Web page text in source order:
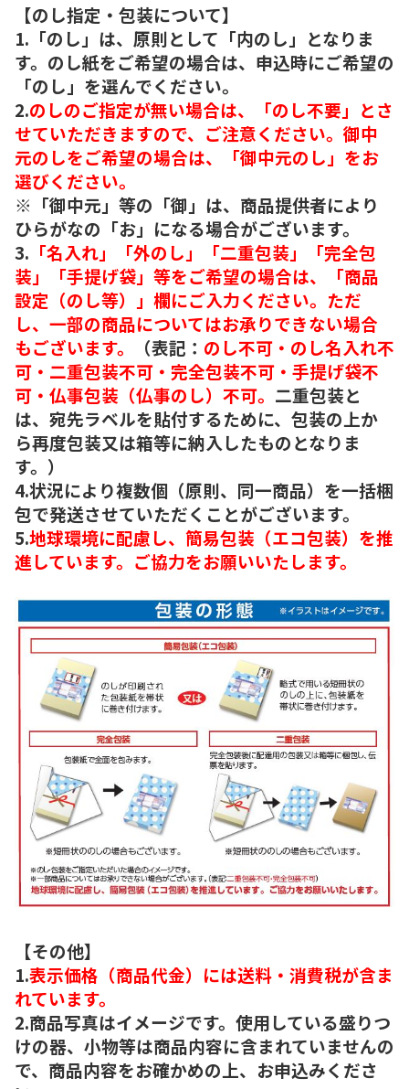
【のし指定・包装について】
1.「のし」は、原則として「内のし」となりま
す。のし紙をご希望の場合は、申込時にご希望の
「のし」を選んでください。
2.のしのご指定が無い場合は、「のし不要」とさ
せていただきますので、ご注意ください。御中
元のしをご希望の場合は、「御中元のし」をお
選びください。
※「御中元」等の「御」は、商品提供者により
ひらがなの「お」になる場合がございます。
3. 「名入れ」「外のし」「二重包装」「完全包
装」「手提げ袋」等をご希望の場合は、「商品
設定（のし等）」欄にご入力ください。ただ
し、一部の商品についてはお承りできない場合
もございます。
（表記： のし不可・のし名入れ不
可・二重包装不可・完全包装不可・手提げ袋不
可・仏事包装（仏事のし）不可。 二重包装と
は、宛先ラベルを貼付するために、包装の上か
ら再度包装又は箱等に納入したものとなりま
す。）
4.状況により複数個（原則、同一商品）を一括梱
包で発送させていただくことがございます。
5.地球環境に配慮し、簡易包装（エコ包装）を推
進しています。ご協力をお願いいたします。
【その他】
1.表示価格（商品代金）には送料・消費税が含ま
れています。
2.商品写真はイメージです。使用している盛りつ
けの器、小物等は商品内容に含まれていませんの
で、商品内容をお確かめの上、お申込みくださ